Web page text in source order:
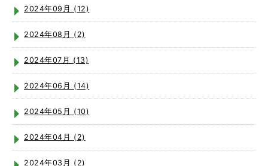
2024年09月 (12)
2024年08月 (2)
2024年07月 (13)
2024年06月 (14)
2024年05月 (10)
2024年04月 (2)
2024年03月 (2)